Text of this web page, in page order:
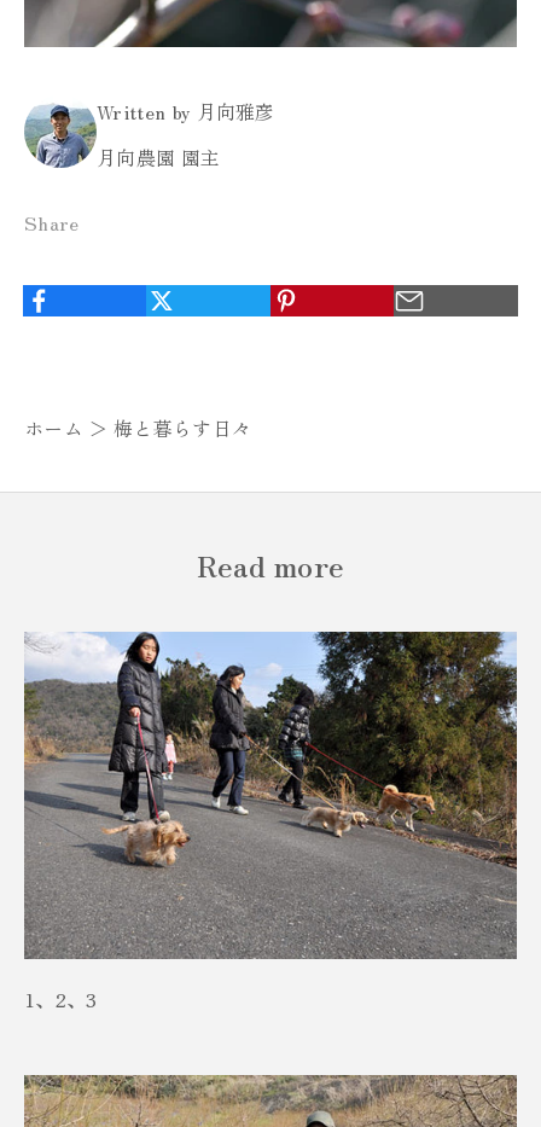
Written by 月向雅彦
月向農園 園主
Share
ホーム ＞ 梅と暮らす日々
Read more
1、2、3